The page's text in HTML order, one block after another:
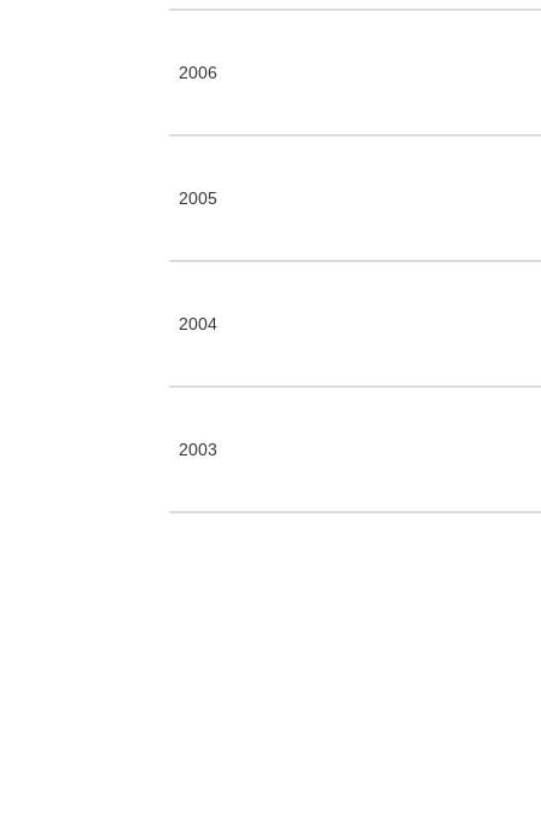
2006
2005
2004
2003